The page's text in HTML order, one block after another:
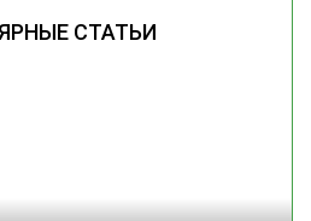
СТАТЬИ